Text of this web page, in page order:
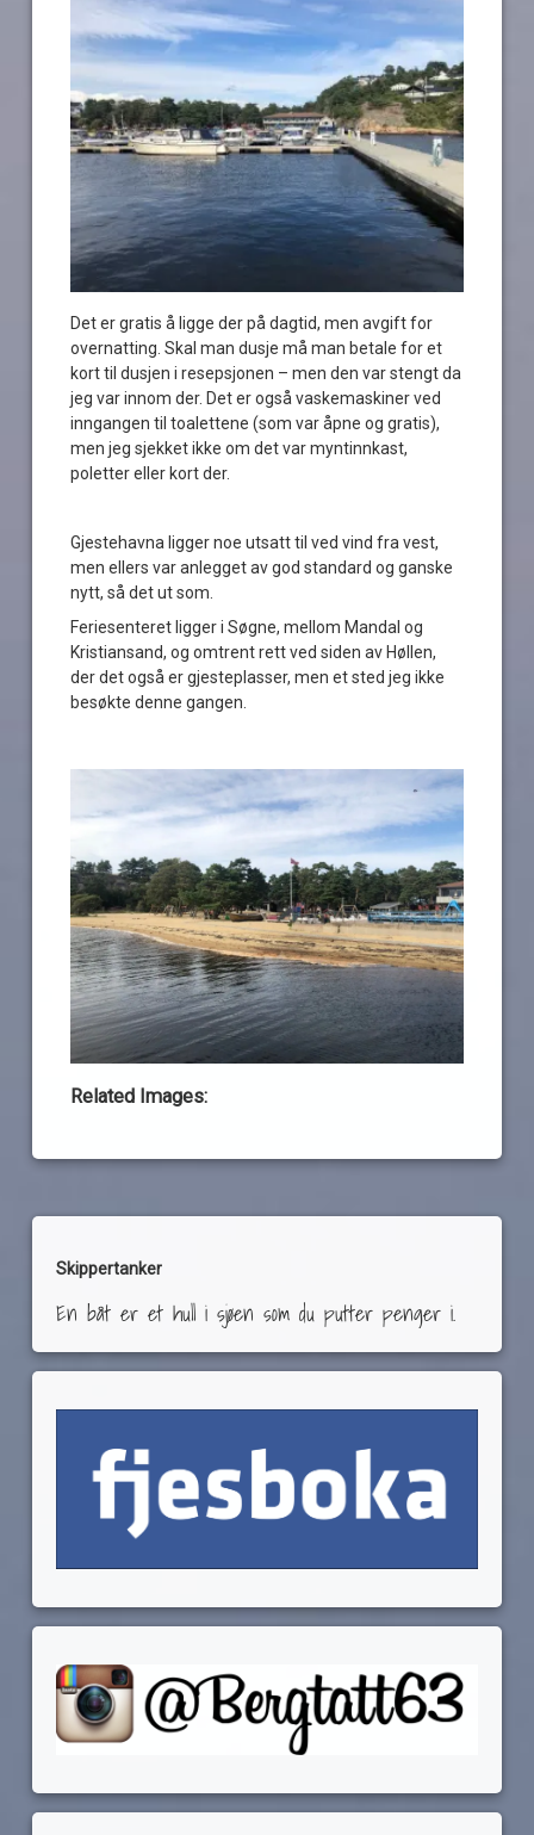
Det er gratis å ligge der på dagtid, men avgift for
overnatting. Skal man dusje må man betale for et
kort til dusjen i resepsjonen – men den var stengt da
jeg var innom der. Det er også vaskemaskiner ved
inngangen til toalettene (som var åpne og gratis),
men jeg sjekket ikke om det var myntinnkast,
poletter eller kort der.
Gjestehavna ligger noe utsatt til ved vind fra vest,
men ellers var anlegget av god standard og ganske
nytt, så det ut som.
Feriesenteret ligger i Søgne, mellom Mandal og
Kristiansand, og omtrent rett ved siden av Høllen,
der det også er gjesteplasser, men et sted jeg ikke
besøkte denne gangen.
Related Images:
Skippertanker
En båt er et hull i sjøen som du putter penger i.